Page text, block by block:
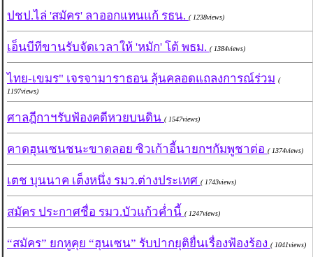
ปชป.ไล่ 'สมัคร' ลาออกแทนแก้ รธน. ( 1238views)
เอ็นบีทีขานรับจัดเวลาให้ 'หมัก' โต้ พธม. ( 1384views)
ไทย-เขมร" เจรจามาราธอน ลุ้นคลอดแถลงการณ์ร่วม (
1197views)
ศาลฎีกาฯรับฟ้องคดีหวยบนดิน ( 1547views)
คาดฮุนเซนชนะขาดลอย ซิวเก้าอี้นายกฯกัมพูชาต่อ ( 1374views)
เตช บุนนาค เต็งหนึ่ง รมว.ต่างประเทศ ( 1743views)
สมัคร ประกาศชื่อ รมว.บัวแก้วค่ำนี้ ( 1247views)
“สมัคร” ยกหูคุย “ฮุนเซน” รับปากยุติยื่นเรื่องฟ้องร้อง ( 1041views)